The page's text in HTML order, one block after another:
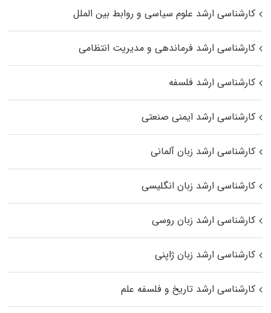
کارشناسی ارشد علوم سیاسی و روابط بین الملل
کارشناسی ارشد فرماندهی و مدیریت انتظامی
کارشناسی ارشد فلسفه
کارشناسی ارشد ایمنی صنعتی
کارشناسی ارشد زبان آلمانی
کارشناسی ارشد زبان انگلیسی
کارشناسی ارشد زبان روسی
کارشناسی ارشد زبان ژاپنی
کارشناسی ارشد تاریخ و فلسفه علم